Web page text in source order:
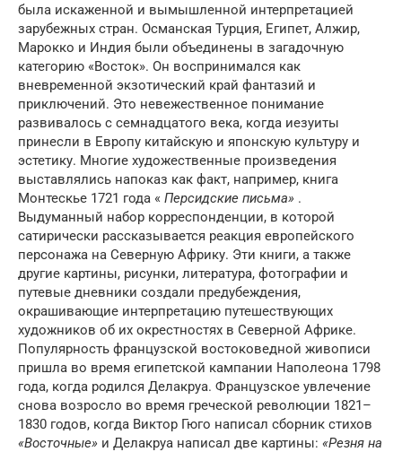
была искаженной и вымышленной интерпретацией
зарубежных стран. Османская Турция, Египет, Алжир,
Марокко и Индия были объединены в загадочную
категорию «Восток». Он воспринимался как
вневременной экзотический край фантазий и
приключений. Это невежественное понимание
развивалось с семнадцатого века, когда иезуиты
принесли в Европу китайскую и японскую культуру и
эстетику. Многие художественные произведения
выставлялись напоказ как факт, например, книга
Монтескье 1721 года « Персидские письма» .
Выдуманный набор корреспонденции, в которой
сатирически рассказывается реакция европейского
персонажа на Северную Африку. Эти книги, а также
другие картины, рисунки, литература, фотографии и
путевые дневники создали предубеждения,
окрашивающие интерпретацию путешествующих
художников об их окрестностях в Северной Африке.
Популярность французской востоковедной живописи
пришла во время египетской кампании Наполеона 1798
года, когда родился Делакруа. Французское увлечение
снова возросло во время греческой революции 1821–
1830 годов, когда Виктор Гюго написал сборник стихов
«Восточные» и Делакруа написал две картины: «Резня на